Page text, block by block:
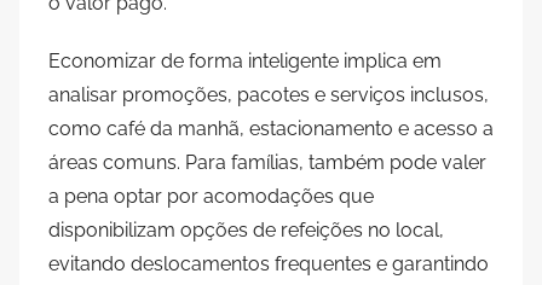
Economizar de forma inteligente implica em
analisar promoções, pacotes e serviços inclusos,
como café da manhã, estacionamento e acesso a
áreas comuns. Para famílias, também pode valer
a pena optar por acomodações que
disponibilizam opções de refeições no local,
evitando deslocamentos frequentes e garantindo